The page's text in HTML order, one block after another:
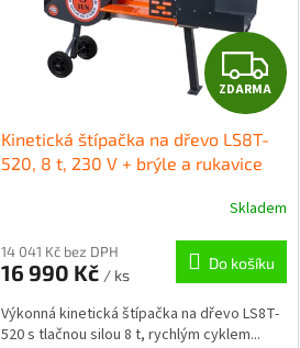
Z
D
A
R
M
A
ZDARMA
Kinetická štípačka na dřevo LS8T-
520, 8 t, 230 V + brýle a rukavice
Skladem
14 041 Kč bez DPH
16 990 Kč / ks
Do košíku
Výkonná kinetická štípačka na dřevo LS8T-
520 s tlačnou silou 8 t, rychlým cyklem...